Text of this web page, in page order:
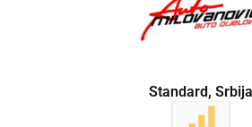
Standard, Srbija